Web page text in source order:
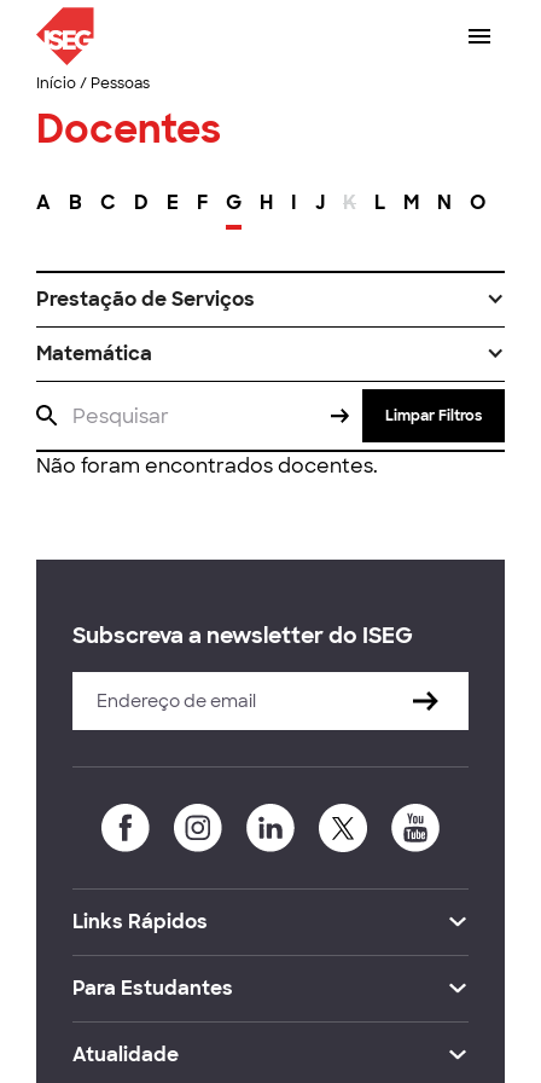
Início/ Pessoas
Docentes
A B C D E F G H I J K L M N O
Prestação de Serviços
Matemática
Limpar Filtros
Não foram encontrados docentes.
Subscreva a newsletter do ISEG
Links Rápidos
Para Estudantes
Atualidade